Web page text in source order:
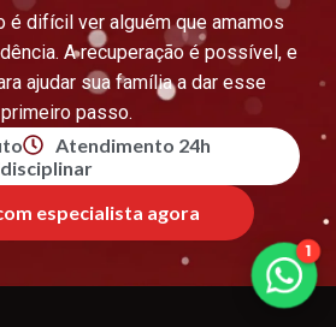
é difícil ver alguém que amamos
A recuperação é possível, e
ajudar sua família a dar esse
primeiro passo.
Atendimento 24h
especialista agora
1